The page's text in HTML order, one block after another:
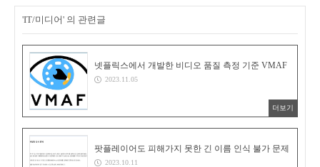
'IT/미디어' 의 관련글
넷플릭스에서 개발한 비디오 품질 측정 기준 VMAF
2023.11.05
더보기
팟플레이어도 피해가지 못한 긴 이름 인식 불가 문제
2023.10.11